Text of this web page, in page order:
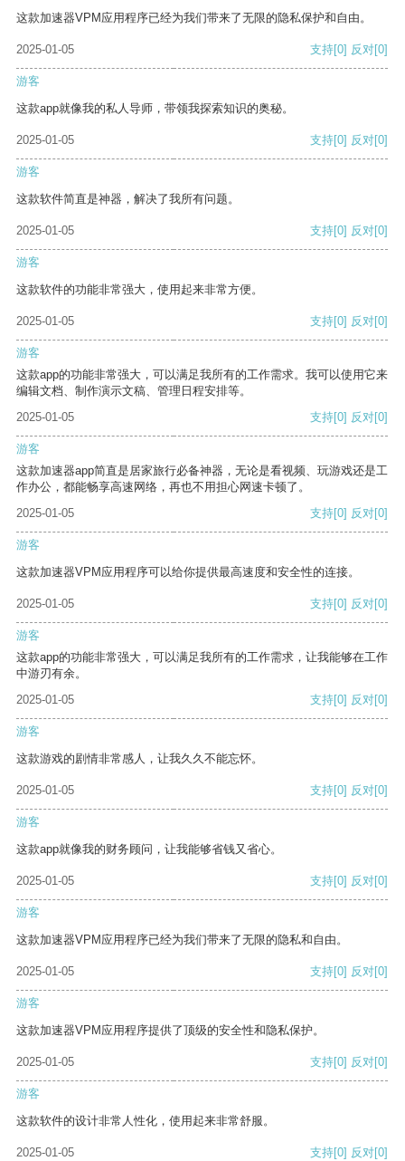
这款加速器VPM应用程序已经为我们带来了无限的隐私保护和自由。
2025-01-05 支持[0] 反对[0]
游客
这款app就像我的私人导师，带领我探索知识的奥秘。
2025-01-05 支持[0] 反对[0]
游客
这款软件简直是神器，解决了我所有问题。
2025-01-05 支持[0] 反对[0]
游客
这款软件的功能非常强大，使用起来非常方便。
2025-01-05 支持[0] 反对[0]
游客
这款app的功能非常强大，可以满足我所有的工作需求。我可以使用它来
编辑文档、制作演示文稿、管理日程安排等。
2025-01-05
支持[0] 反对[0]
游客
这款加速器app简直是居家旅行必备神器，无论是看视频、玩游戏还是工
作办公，都能畅享高速网络，再也不用担心网速卡顿了。
2025-01-05
支持[0] 反对[0]
游客
这款加速器VPM应用程序可以给你提供最高速度和安全性的连接。
2025-01-05 支持[0] 反对[0]
游客
这款app的功能非常强大，可以满足我所有的工作需求，让我能够在工作
中游刃有余。
2025-01-05
支持[0] 反对[0]
游客
这款游戏的剧情非常感人，让我久久不能忘怀。
2025-01-05 支持[0] 反对[0]
游客
这款app就像我的财务顾问，让我能够省钱又省心。
2025-01-05 支持[0] 反对[0]
游客
这款加速器VPM应用程序已经为我们带来了无限的隐私和自由。
2025-01-05 支持[0] 反对[0]
游客
这款加速器VPM应用程序提供了顶级的安全性和隐私保护。
2025-01-05 支持[0] 反对[0]
游客
这款软件的设计非常人性化，使用起来非常舒服。
2025-01-05 支持[0] 反对[0]